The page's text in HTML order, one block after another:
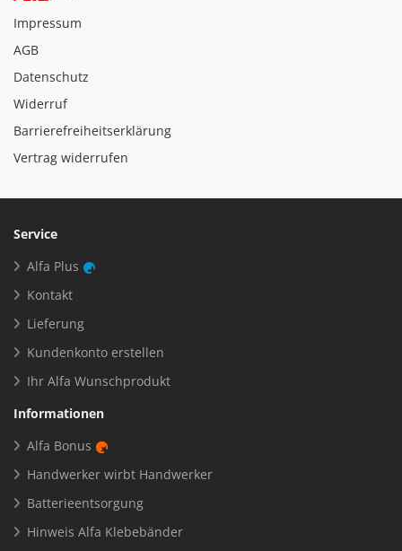
Impressum
AGB
Datenschutz
Widerruf
Barrierefreiheitserklärung
Vertrag widerrufen
Service
Alfa Plus
Kontakt
Lieferung
Kundenkonto erstellen
Ihr Alfa Wunschprodukt
Informationen
Alfa Bonus
Handwerker wirbt Handwerker
Batterieentsorgung
Hinweis Alfa Klebebänder